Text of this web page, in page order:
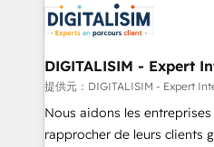
business up for long-term
business. If not now, when?
for driving growth. They
our customers grow and
their unique business
Blue Frog in the HubSpot
way for customers!" - Yamini Rangan, CEO of
HubSpot “Our experience with the team at Blue Frog
DIGITALISIM - Expert
提供元：DIGITALISIM - Expert
Nous aidons les
rapprocher de leurs clients